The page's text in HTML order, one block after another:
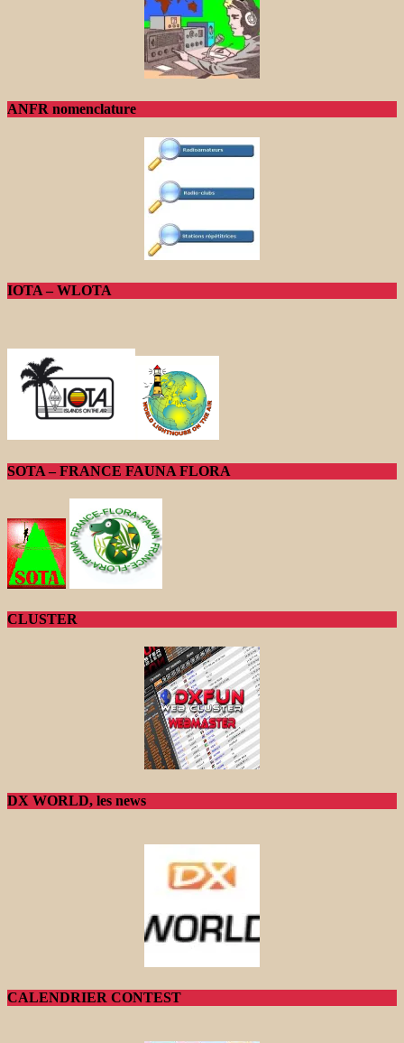
ANFR nomenclature
IOTA – WLOTA
SOTA – FRANCE FAUNA FLORA
CLUSTER
DX WORLD, les news
CALENDRIER CONTEST